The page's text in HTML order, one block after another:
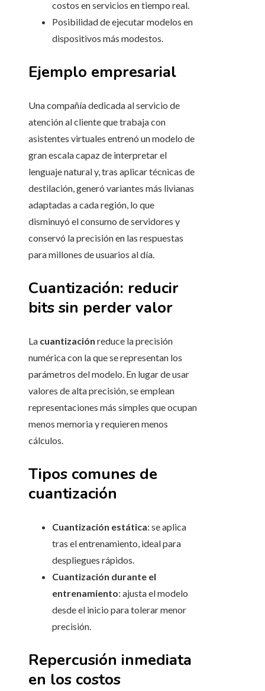
costos en servicios en tiempo real.
Posibilidad de ejecutar modelos en
dispositivos más modestos.
Ejemplo empresarial
Una compañía dedicada al servicio de
atención al cliente que trabaja con
asistentes virtuales entrenó un modelo de
gran escala capaz de interpretar el
lenguaje natural y, tras aplicar técnicas de
destilación, generó variantes más livianas
adaptadas a cada región, lo que
disminuyó el consumo de servidores y
conservó la precisión en las respuestas
para millones de usuarios al día.
Cuantización: reducir
bits sin perder valor
La cuantización reduce la precisión
numérica con la que se representan los
parámetros del modelo. En lugar de usar
valores de alta precisión, se emplean
representaciones más simples que ocupan
menos memoria y requieren menos
cálculos.
Tipos comunes de
cuantización
Cuantización estática: se aplica
tras el entrenamiento, ideal para
despliegues rápidos.
Cuantización durante el
entrenamiento: ajusta el modelo
desde el inicio para tolerar menor
precisión.
Repercusión inmediata
en los costos